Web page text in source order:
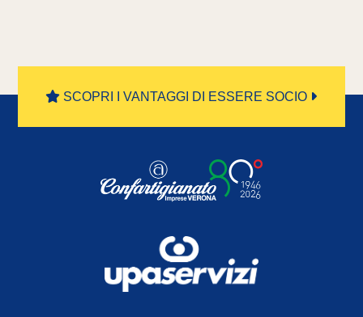
SCOPRI I VANTAGGI DI ESSERE SOCIO